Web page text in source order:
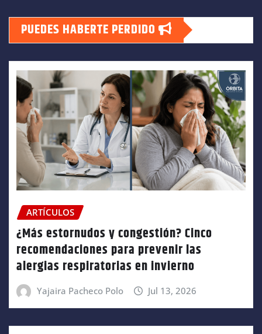
PUEDES HABERTE PERDIDO
ARTÍCULOS
¿Más estornudos y congestión? Cinco
recomendaciones para prevenir las
alergias respiratorias en invierno
Yajaira Pacheco Polo Jul 13, 2026